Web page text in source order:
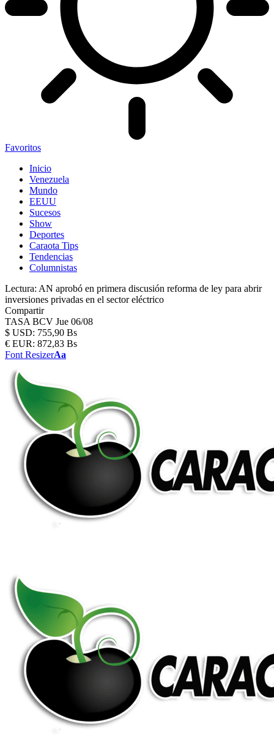
Favoritos
Inicio
Venezuela
Mundo
EEUU
Sucesos
Show
Deportes
Caraota Tips
Tendencias
Columnistas
Lectura: AN aprobó en primera discusión reforma de ley para abrir
inversiones privadas en el sector eléctrico
Compartir
TASA BCV Jue 06/08
$ USD: 755,90 Bs
€ EUR: 872,83 Bs
Font ResizerAa